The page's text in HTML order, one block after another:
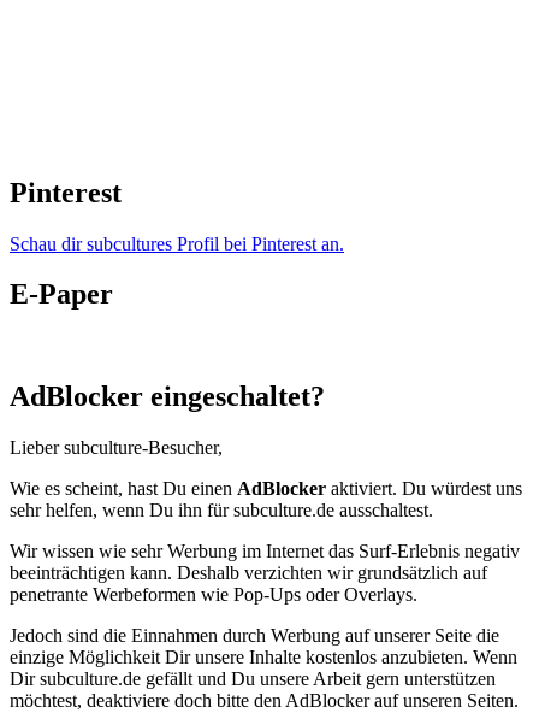
Pinterest
Schau dir subcultures Profil bei Pinterest an.
E-Paper
AdBlocker eingeschaltet?
Lieber subculture-Besucher,
Wie es scheint, hast Du einen AdBlocker aktiviert. Du würdest uns
sehr helfen, wenn Du ihn für subculture.de ausschaltest.
Wir wissen wie sehr Werbung im Internet das Surf-Erlebnis negativ
beeinträchtigen kann. Deshalb verzichten wir grundsätzlich auf
penetrante Werbeformen wie Pop-Ups oder Overlays.
Jedoch sind die Einnahmen durch Werbung auf unserer Seite die
einzige Möglichkeit Dir unsere Inhalte kostenlos anzubieten. Wenn
Dir subculture.de gefällt und Du unsere Arbeit gern unterstützen
möchtest, deaktiviere doch bitte den AdBlocker auf unseren Seiten.